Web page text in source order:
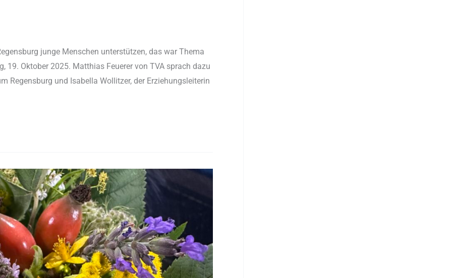
junge Menschen unterstützen, das war Thema
19. Oktober 2025. Matthias Feuerer von TVA sprach dazu
Regensburg und Isabella Wollitzer, der Erziehungsleiterin